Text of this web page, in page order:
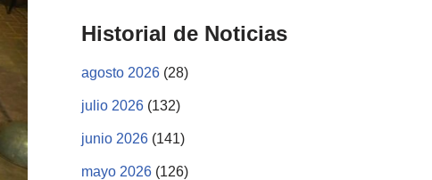
Historial de Noticias
agosto 2026 (28)
julio 2026 (132)
junio 2026 (141)
mayo 2026 (126)